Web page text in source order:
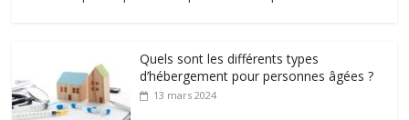
Quels sont les différents types
d’hébergement pour personnes âgées ?
13 mars 2024